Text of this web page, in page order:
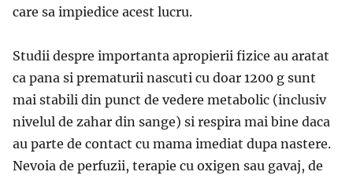
care sa impiedice acest lucru.
Studii despre importanta apropierii fizice au aratat
ca pana si prematurii nascuti cu doar 1200 g sunt
mai stabili din punct de vedere metabolic (inclusiv
nivelul de zahar din sange) si respira mai bine daca
au parte de contact cu mama imediat dupa nastere.
Nevoia de perfuzii, terapie cu oxigen sau gavaj, de